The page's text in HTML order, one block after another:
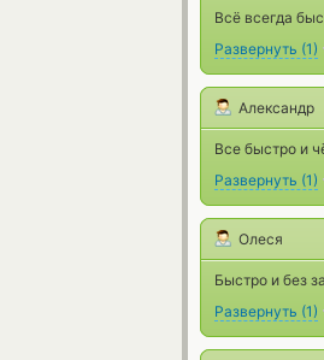
Всё всегда
Развернуть (1)
Александр
Все быстро и
Развернуть (1)
Олеся
Быстро и без
Развернуть (1)